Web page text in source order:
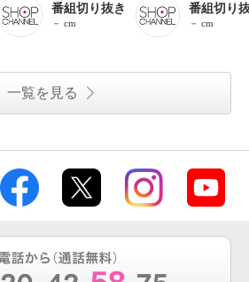
番組切り抜き
－ cm
番組切り
－ cm
一覧を見る